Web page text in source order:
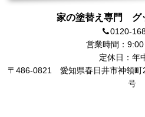
家の塗替え専門 グ
0120-
営業時間：
定休日：年
〒486-0821 愛知県春日井市神領
号